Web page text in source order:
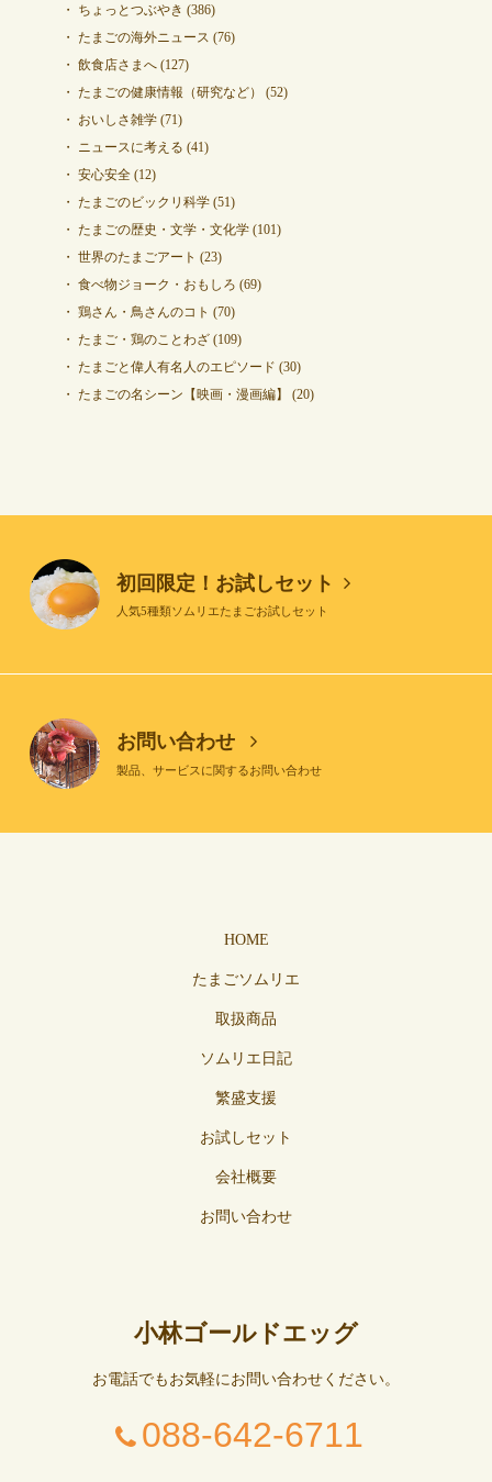
ちょっとつぶやき (386)
たまごの海外ニュース (76)
飲食店さまへ(127)
たまごの健康情報（研究など）
(52)
おいしさ雑学(71)
ニュースに考える (41)
安心安全(12)
たまごのビックリ科学(51)
たまごの歴史・文学・文化学(101)
世界のたまごアート (23)
食べ物ジョーク・おもしろ (69)
鶏さん・鳥さんのコト (70)
たまご・鶏のことわざ(109)
たまごと偉人有名人のエピソード (30)
たまごの名シーン【映画・漫画編】
(20)
初回限定！お試しセット
人気5種類ソムリエたまごお試しセット
お問い合わせ
製品、サービスに関するお問い合わせ
HOME
たまごソムリエ
取扱商品
ソムリエ日記
繁盛支援
お試しセット
会社概要
お問い合わせ
小林ゴールドエッグ
お電話でもお気軽にお問い合わせください。
088-642-6711